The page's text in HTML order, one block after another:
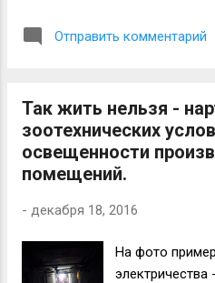
вания, размеры на...
Отправить комментарий
Так жить нельзя -
зоотехнических
освещенности
помещений.
- декабря 18, 2016
На фото